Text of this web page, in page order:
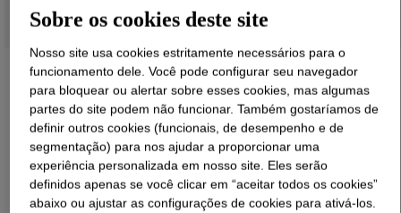
Sobre os cookies deste site
Nosso site usa cookies estritamente necessários para o
funcionamento dele. Você pode configurar seu navegador
para bloquear ou alertar sobre esses cookies, mas algumas
partes do site podem não funcionar. Também gostaríamos de
definir outros cookies (funcionais, de desempenho e de
segmentação) para nos ajudar a proporcionar uma
experiência personalizada em nosso site. Eles serão
definidos apenas se você clicar em “aceitar todos os cookies”
abaixo ou ajustar as configurações de cookies para ativá-los.